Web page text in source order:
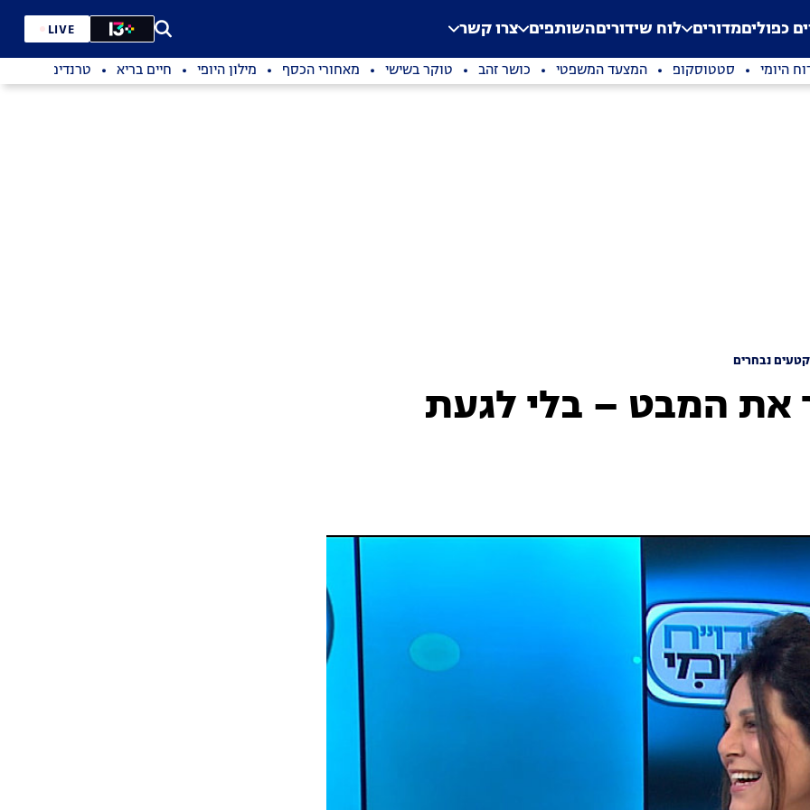
Application error: a
. כפוליםמדורים לוח שידוריםהשותפים צרו קשר LIVE
היומי סטטוסקופ המצעד המשפטי כושר זהב טוקר בשישי מאחורי הכסף מילון היופי חיים בריא טרנדים
קטעים נבחרים
את המבט – בלי לגעת